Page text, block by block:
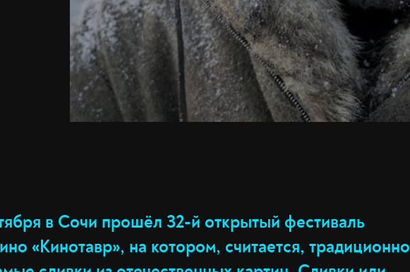
в Сочи прошёл 32-й открытый фестиваль
«Кинотавр», на котором, считается, традиционно